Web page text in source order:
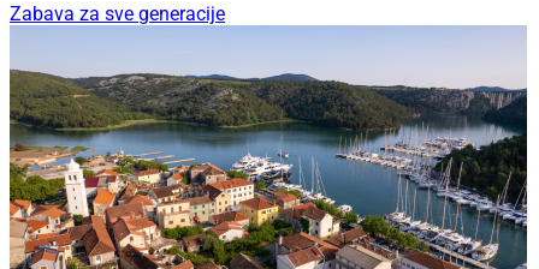
Zabava za sve generacije